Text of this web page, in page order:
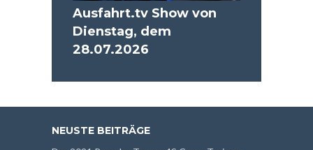
Ausfahrt.tv Show von
Dienstag, dem
28.07.2026
NEUSTE BEITRÄGE